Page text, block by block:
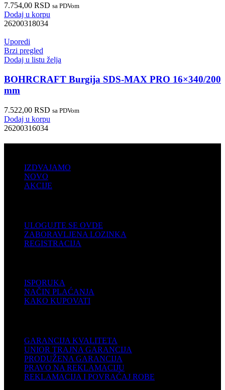
7.754,00 RSD sa PDVom
Dodaj u korpu
26200318034
Uporedi
Brzi pregled
Dodaj u listu želja
BOHRCRAFT Burgija SDS-MAX PRO 16×340/200
mm
7.522,00 RSD sa PDVom
Dodaj u korpu
26200316034
IZDVAJAMO
NOVO
AKCIJE
ULOGUJTE SE OVDE
ZABORAVLJENA LOZINKA
REGISTRACIJA
ISPORUKA
NAČIN PLAĆANJA
KAKO KUPOVATI
GARANCIJA KVALITETA
UNIOR TRAJNA GARANCIJA
PRODUŽENA GARANCIJA
PRAVO NA REKLAMACIJU
REKLAMACIJA I POVRAĆAJ ROBE